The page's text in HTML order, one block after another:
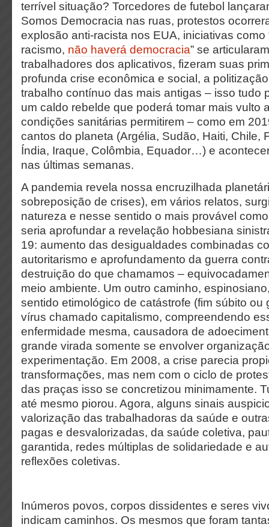
terrível situação? Torcedores de futebol
Somos Democracia nas ruas, protestos
explosão anti-racista nos EUA, iniciativas como
racismo, não haverá democracia” se
trabalhadores dos aplicativos, fizeram suas
profunda crise econômica e social, a
trabalho contínuo das mais antigas – isso tudo
um caldo rebelde que poderá tomar mais vulto
condições sanitárias permitirem – como em
cantos do planeta (Argélia, Sudão, Haiti, Chile,
Índia, Iraque, Colômbia, Equador…) e
nas últimas semanas.
A pandemia revela nossa encruzilhada
sobreposição de crises), em vários relatos,
natureza e nesse sentido o mais provável
seria aprofundar a revelação hobbesiana
19: aumento das desigualdades combinadas
autoritarismo e aprofundamento da guerra
destruição do que chamamos –
meio ambiente. Um outro caminho,
sentido etimológico de catástrofe (fim súbito ou
vírus chamado capitalismo, compreendendo
enfermidade mesma, causadora de
grande virada somente se envolver
experimentação. Em 2008, a crise parecia
transformações, mas nem com o ciclo de
das praças isso se concretizou minimamente.
até mesmo piorou. Agora, alguns sinais
valorização das trabalhadoras da saúde e
pagas e desvalorizadas, da saúde coletiva,
garantida, redes múltiplas de solidariedade e
reflexões coletivas.
Inúmeros povos, corpos dissidentes e seres
indicam caminhos. Os mesmos que foram